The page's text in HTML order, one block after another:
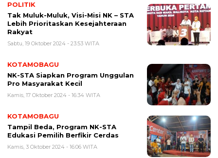
POLITIK
Tak Muluk-Muluk, Visi-Misi NK – STA
Lebih Prioritaskan Kesejahteraan
Rakyat
Sabtu, 19 Oktober 2024 - 23:53 WITA
KOTAMOBAGU
NK-STA Siapkan Program Unggulan
Pro Masyarakat Kecil
Kamis, 17 Oktober 2024 - 16:34 WITA
KOTAMOBAGU
Tampil Beda, Program NK-STA
Edukasi Pemilih Berfikir Cerdas
Kamis, 3 Oktober 2024 - 16:06 WITA